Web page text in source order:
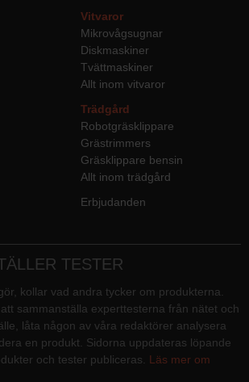
Vitvaror
Mikrovågsugnar
Diskmaskiner
Tvättmaskiner
Allt inom vitvaror
Trädgård
Robotgräsklippare
Grästrimmers
Gräsklippare bensin
Allt inom trädgård
Erbjudanden
TESTER
kollar vad andra tycker om produkterna.
sammanställa experttesterna från nätet och
låta någon av våra redaktörer analysera
en produkt. Sidorna uppdateras löpande
och tester publiceras. Läs mer om